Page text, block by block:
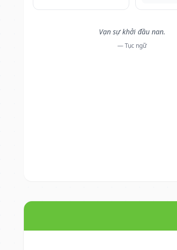
Vạn sự khởi đầu nan.
— Tục ngữ